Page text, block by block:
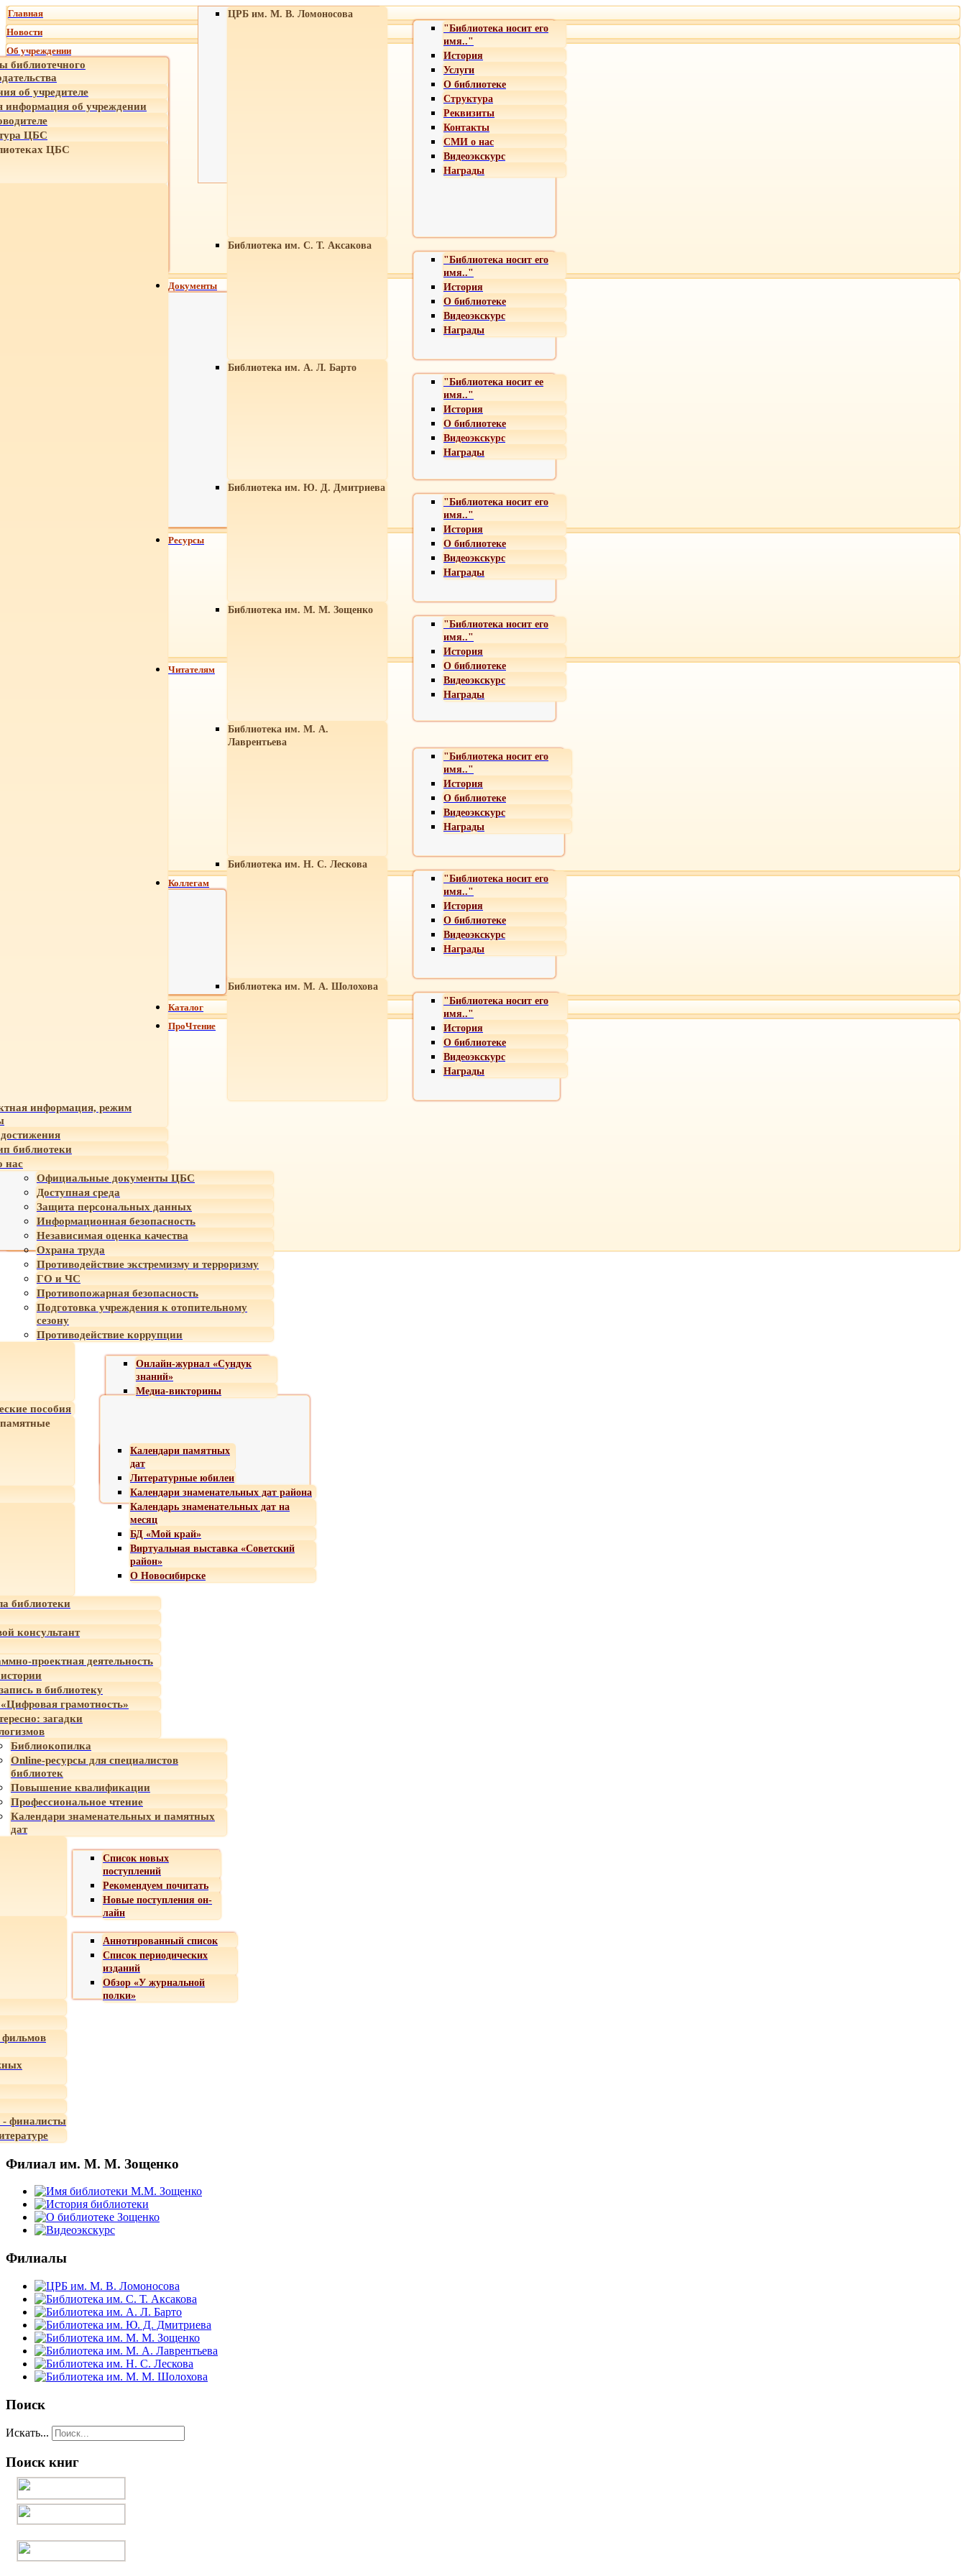
Главная
Новости
Об учреждении
библиотечного
об учредителе
об учреждении
ЦБС
ЦБС
ЦРБ им. М. В. Ломоносова
"Библиотека носит его
имя.."
История
Услуги
О библиотеке
Структура
Реквизиты
Контакты
СМИ о нас
Видеоэкскурс
Награды
Библиотека им. С. Т. Аксакова
"Библиотека носит его
имя.."
История
О библиотеке
Видеоэкскурс
Награды
Библиотека им. А. Л. Барто
"Библиотека носит ее
имя.."
История
О библиотеке
Видеоэкскурс
Награды
Библиотека им. Ю. Д. Дмитриева
"Библиотека носит его
имя.."
История
О библиотеке
Видеоэкскурс
Награды
Библиотека им. М. М. Зощенко
"Библиотека носит его
имя.."
История
О библиотеке
Видеоэкскурс
Награды
Библиотека им. М. А.
Лаврентьева
"Библиотека носит его
имя.."
История
О библиотеке
Видеоэкскурс
Награды
Библиотека им. Н. С. Лескова
"Библиотека носит его
имя.."
История
О библиотеке
Видеоэкскурс
Награды
Библиотека им. М. А. Шолохова
"Библиотека носит его
имя.."
История
О библиотеке
Видеоэкскурс
Награды
информация, режим
библиотеки
нас
Документы
Официальные документы ЦБС
Доступная среда
Защита персональных данных
Информационная безопасность
Независимая оценка качества
Охрана труда
Противодействие экстремизму и терроризму
ГО и ЧС
Противопожарная безопасность
Подготовка учреждения к отопительному
сезону
Противодействие коррупции
Ресурсы
Онлайн-журнал «Сундук
знаний»
Медиа-викторины
пособия
Календари памятных
дат
Литературные юбилеи
Календари знаменательных дат района
Календарь знаменательных дат на
месяц
БД «Мой край»
Виртуальная выставка «Советский
район»
О Новосибирске
Читателям
библиотеки
консультант
проектная деятельность
в библиотеку
грамотность»
загадки
Коллегам
Библиокопилка
Online-ресурсы для специалистов
библиотек
Повышение квалификации
Профессиональное чтение
Календари знаменательных и памятных
дат
Каталог
ПроЧтение
Список новых
поступлений
Рекомендуем почитать
Новые поступления он-
лайн
Аннотированный список
Список периодических
изданий
Обзор «У журнальной
полки»
- финалисты
Филиал им. М. М. Зощенко
Филиалы
Поиск
Искать...
Поиск книг